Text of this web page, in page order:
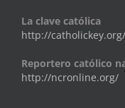
La clave católica
http://catholickey.org/
Reportero católico
http://ncronline.org/